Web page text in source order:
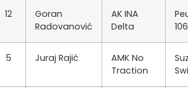
12
Goran
Radovanović
AK INA
Delta
106
5 Juraj Rajić
AMK No
Traction